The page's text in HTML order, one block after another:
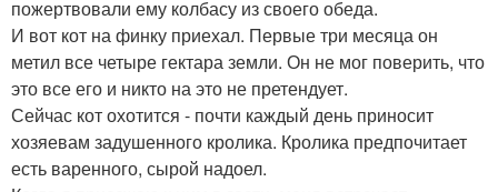
пожертвовали ему колбасу из своего обеда.
И вот кот на финку приехал. Первые три месяца он
метил все четыре гектара земли. Он не мог поверить, что
это все его и никто на это не претендует.
Сейчас кот охотится - почти каждый день приносит
хозяевам задушенного кролика. Кролика предпочитает
есть варенного, сырой надоел.